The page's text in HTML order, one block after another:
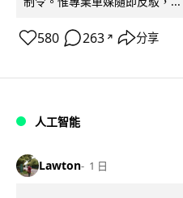
580 263 ↗ 分享
人工智能
Lawton 1 日